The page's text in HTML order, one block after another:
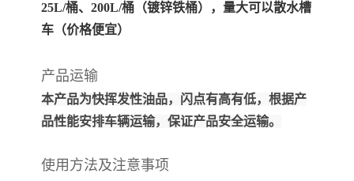
25L/桶、200L/桶（镀锌铁桶）
，量大可以散水槽
车（价格便宜）
产品运输
本产品为快挥发性油品，闪点有高有低，根据产
品性能安排车辆运输，保证产品安全运输。
使用方法及注意事项